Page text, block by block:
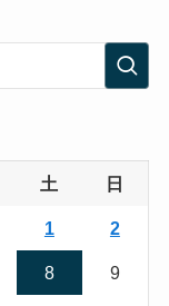
土 日
1 2
8 9